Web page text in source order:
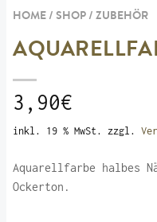
HOME / SHOP / ZUBEHÖR
3,90€
inkl. 19 % MwSt. zzgl.
Aquarellfarbe halbes
Ockerton.